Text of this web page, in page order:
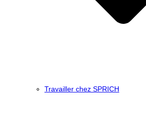
Travailler chez SPRICH